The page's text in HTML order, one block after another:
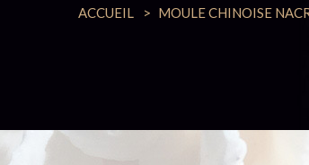
ACCUEIL MOULE CHINOISE